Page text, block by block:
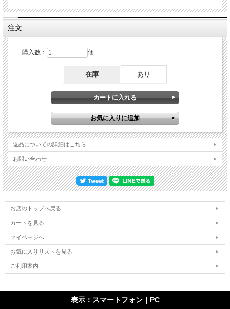
からは本作だけでなく前述の公式映像『PERFECT STRANGERS LIVE』や『THE
BOOTLEG SERIES』で公式化されたアデレード公演も残されました。ここでさら
に日程をフォーカスし、それぞれの位置関係を確認しておきましょう。「オセアニ
ア」の詳細・11月27日：パース公演（全世界初日）＊11月30日『THE BOOTLEG
STRANGERS LIVE（公式）』・12月13日：シドニー（２日目）＊12月14日：シド
ニー公演（３日目）←★本作★・12月16日～18日（３公演）蜜月のステージを独
り占めする絶景映像 ……と、このようになっています。シドニーでは３連続公演
が実現。本作は、公式『PERFECT STRANGERS LIVE』の初日、ジョージ・ハリ
スンがゲスト共演した２日目に続く、３日目で撮影されました。そんなショウを真
空パックした本作は、美麗にして絶景な極上映像。ステージ右側（リッチー・ブラ
ックモア側）からナナメにステージを直視しているのですが、前方客の姿がないバ
のメンバー達とほぼ同じ高さで、アリーナ客が完全にフレームアウト。本番コンサ
ートと言うより、まるで通しリハーサルを監督しているかのような「独り占め感」
を味わえるのです。しかも、マスター鮮度も絶大。詳しいジェネ情報は伝わってい
としながらデジタル加工されたわざとらしさもなく、大元マスターそのものからデ
ジタル化されたようにしか見えません。さらにサウンドまで遮蔽物ナシというダメ
押し。もちろんサウンドボードと間違えるタイプではないものの、力強い芯が真っ
直ぐ耳元に迫り、１音１音クッキリと切り立った輪郭のセパレート感も絶大。理想
のシチュエーションが生み出した大名演 もちろん、リハはあくまで視界の比喩で
あって、パフォーマンスそのものはバリッバリの本番。当時ならではの
『PERFECT STRANGERS LIVE』でもお馴染みなので省略しますが、それを綴る
グで、エンジンも十分に暖まって冒頭から全力運転。しかも同会場の３公演目であ
り、翌日はオフ。移動の疲れもなく、明日の心配もない思い切りの良さが素晴らし
い。まだまだ復活の新鮮さに充ち満ちていて、復活の意味を証明せんとする気概が
画面とスピーカーから虹で溢れてこぼれ出すのです。ファンの夢を叶え
た"PERFECT STRANGERS Tour"。伝説が再び動き出したシドニーの現場を本生
100％体験できる絶景映像です。公式プロショットでは味わえない体験感と独り占
ス・ショット。公式『PERFECT STRANGERS LIVE』の２日後にあたる映像で、
わえない体験感が胸アツな絶対の映像傑作です。Sydney Entertainment Centre,
Sydney, Australia 14th December 1984 AMAZING SHOT!!! Disc 1(57:12) 1. Intro /
注文
購入数： 個
在庫 あり
返品についての詳細はこちら
お問い合わせ
お店のトップへ戻る
カートを見る
マイページへ
お気に入りリストを見る
ご利用案内
特定商取引法表示
表示：スマートフォン｜ PC